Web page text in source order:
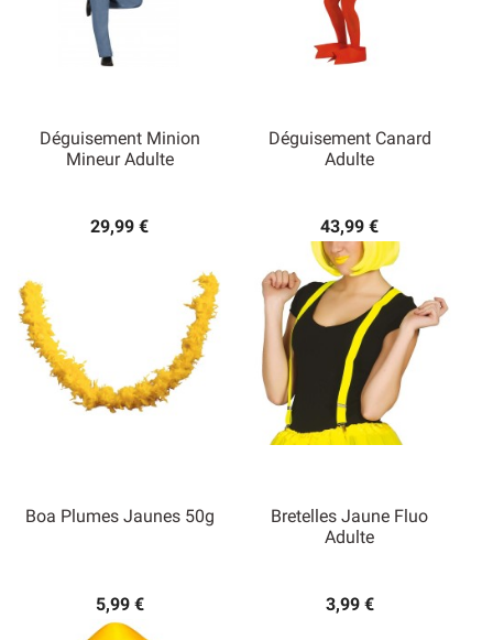
Déguisement Minion
Mineur Adulte
29,99 €
Déguisement Canard
Adulte
43,99 €
Boa Plumes Jaunes 50g
5,99 €
Bretelles Jaune Fluo
Adulte
3,99 €